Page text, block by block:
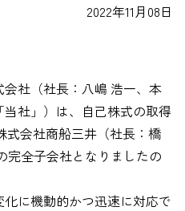
報
資料ダウンロード
2022年11月08日
社（社長：八嶋 浩一、本
社」）は、自己株式の取得
式会社商船三井（社長：橋
完全子会社となりましたの
に機動的かつ迅速に対応で